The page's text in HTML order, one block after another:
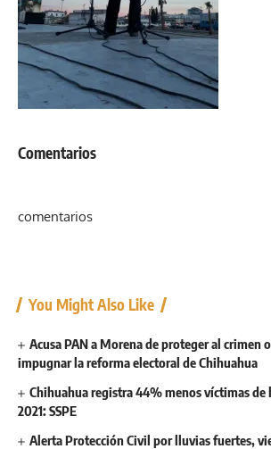
Comentarios
comentarios
You Might Also Like
Acusa PAN a Morena de proteger al crimen
impugnar la reforma electoral de Chihuahua
Chihuahua registra 44% menos víctimas de
2021: SSPE
Alerta Protección Civil por lluvias fuertes,